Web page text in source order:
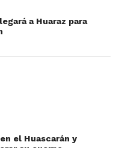
a Huaraz para
el Huascarán y